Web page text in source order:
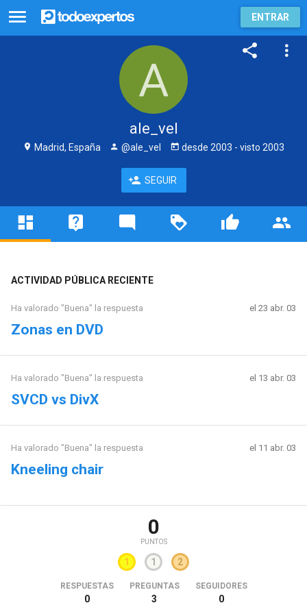
ENTRAR
ale_vel
Madrid, España @ale_vel desde 2003 - visto 2003
SEGUIR
ACTIVIDAD PÚBLICA RECIENTE
Ha valorado "Buena" la respuesta el 23 abr. 03
Zonas en DVD
Ha valorado "Buena" la respuesta el 13 abr. 03
SVCD vs DivX
Ha valorado "Buena" la respuesta el 11 abr. 03
Kneeling chair
0
PUNTOS
1 1 2
RESPUESTAS
0
PREGUNTAS
3
SEGUIDORES
0